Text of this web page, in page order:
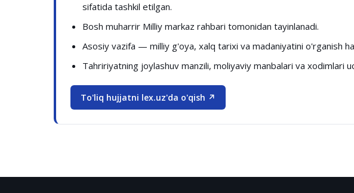
sifatida tashkil etilgan.
Bosh muharrir Milliy markaz rahbari tomonidan tayinlanadi.
Asosiy vazifa — milliy g'oya, xalq tarixi va madaniyatini o'rganish
Tahririyatning joylashuv manzili, moliyaviy manbalari va xodimlari
To'liq hujjatni lex.uz'da o'qish ↗